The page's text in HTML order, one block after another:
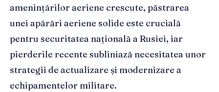
amenințărilor aeriene crescute, păstrarea
unei apărări aeriene solide este crucială
pentru securitatea națională a Rusiei, iar
pierderile recente subliniază necesitatea unor
strategii de actualizare și modernizare a
echipamentelor militare.